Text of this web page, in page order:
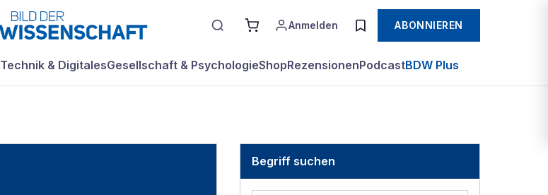
Anmelden ABONNIEREN
Technik & DigitalesGesellschaft & PsychologieShopRezensionenPodcastBDW Plus
Begriff suchen